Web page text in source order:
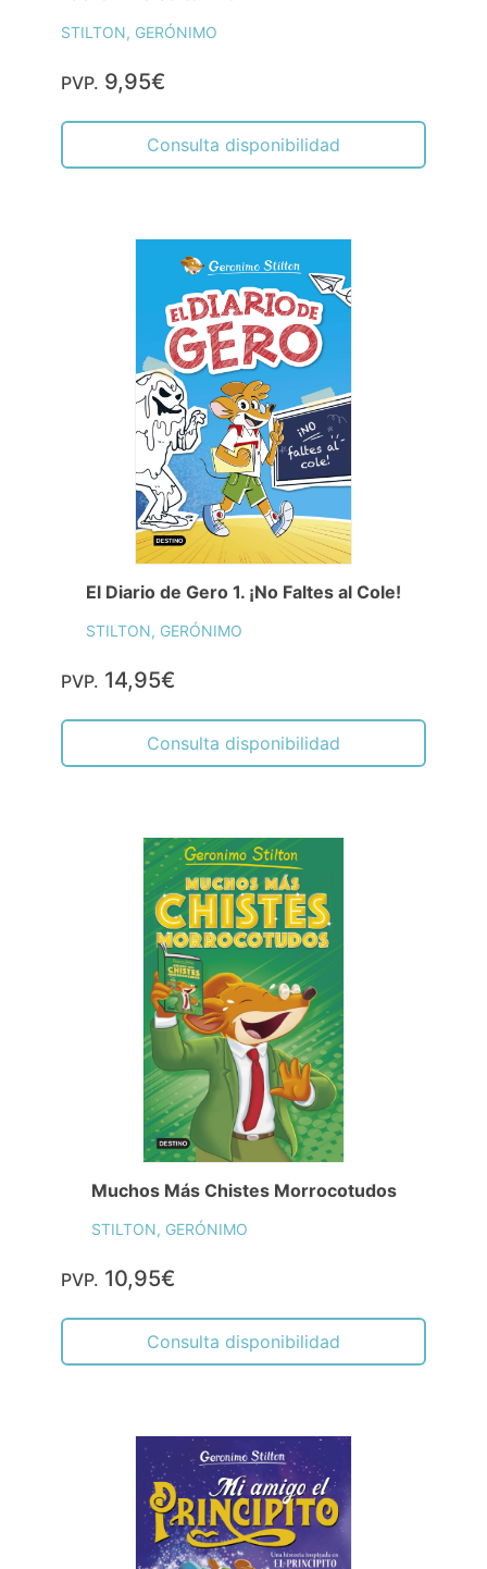
STILTON, GERÓNIMO
PVP. 9,95€
Consulta disponibilidad
El Diario de Gero 1. ¡No Faltes al Cole!
STILTON, GERÓNIMO
PVP. 14,95€
Consulta disponibilidad
Muchos Más Chistes Morrocotudos
STILTON, GERÓNIMO
PVP. 10,95€
Consulta disponibilidad